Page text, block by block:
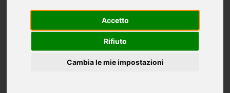
Accetto
Rifiuto
Cambia le mie impostazioni